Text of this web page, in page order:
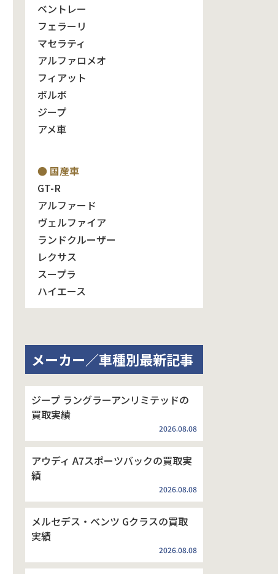
ベントレー
フェラーリ
マセラティ
アルファロメオ
フィアット
ボルボ
ジープ
アメ車
● 国産車
GT-R
アルファード
ヴェルファイア
ランドクルーザー
レクサス
スープラ
ハイエース
メーカー／車種別最新記事
ジープ ラングラーアンリミテッドの
買取実績
2026.08.08
アウディ A7スポーツバックの買取実
績
2026.08.08
メルセデス・ベンツ Gクラスの買取
実績
2026.08.08